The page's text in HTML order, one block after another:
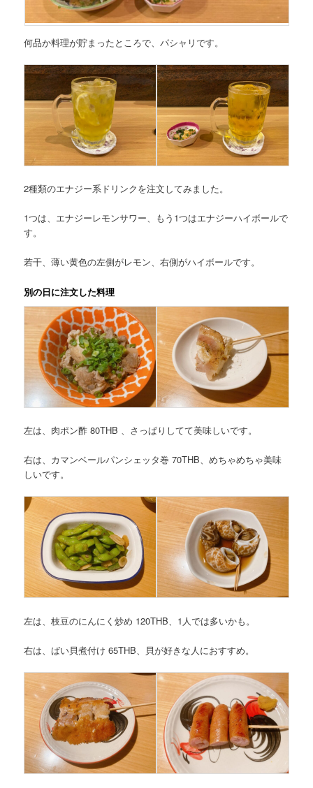
何品か料理が貯まったところで、パシャリです。
2種類のエナジー系ドリンクを注文してみました。
1つは、エナジーレモンサワー、もう1つはエナジーハイボールで
す。
若干、薄い黄色の左側がレモン、右側がハイボールです。
別の日に注文した料理
左は、肉ポン酢 80THB 、さっぱりしてて美味しいです。
右は、カマンベールパンシェッタ巻 70THB、めちゃめちゃ美味
しいです。
左は、枝豆のにんにく炒め 120THB、1人では多いかも。
右は、ばい貝煮付け 65THB、貝が好きな人におすすめ。